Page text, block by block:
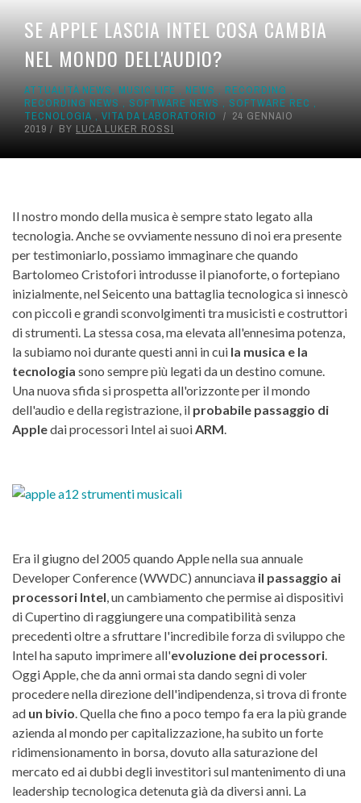
SE APPLE LASCIA INTEL COSA CAMBIA
NEL MONDO DELL'AUDIO?
ATTUALITÀ NEWS, MUSIC LIFE , NEWS , RECORDING ,
RECORDING NEWS , SOFTWARE NEWS , SOFTWARE REC ,
TECNOLOGIA , VITA DA LABORATORIO
24 GENNAIO
2019
BY LUCA LUKER ROSSI
Il nostro mondo della musica è sempre stato legato alla
tecnologia. Anche se ovviamente nessuno di noi era presente
per testimoniarlo, possiamo immaginare che quando
Bartolomeo Cristofori introdusse il pianoforte, o fortepiano
inizialmente, nel Seicento una battaglia tecnologica si innescò
con piccoli e grandi sconvolgimenti tra musicisti e costruttori
di strumenti. La stessa cosa, ma elevata all'ennesima potenza,
la subiamo noi durante questi anni in cui la musica e la
tecnologia sono sempre più legati da un destino comune.
Una nuova sfida si prospetta all'orizzonte per il mondo
dell'audio e della registrazione, il probabile passaggio di
Appledai processori Intel ai suoi ARM
Era il giugno del 2005 quando Apple nella sua annuale
Developer Conference (WWDC) annunciava il passaggio ai
processori Intel , un cambiamento che permise ai dispositivi
di Cupertino di raggiungere una compatibilità senza
precedenti oltre a sfruttare l'incredibile forza di sviluppo che
Intel ha saputo imprimere all'evoluzione dei processori
Oggi Apple, che da anni ormai sta dando segni di voler
procedere nella direzione dell'indipendenza, si trova di fronte
ad un bivio . Quella che fino a poco tempo fa era la più grande
azienda al mondo per capitalizzazione, ha subito un forte
ridimensionamento in borsa, dovuto alla saturazione del
mercato ed ai dubbi degli investitori sul mantenimento di una
leadership tecnologica detenuta già da diversi anni. La